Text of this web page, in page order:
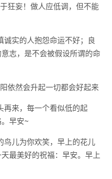
狂妄！做人应低调，但不能
诚实的人抱怨命运不好；良
志，是不会被假设所谓的命
再来，每一个看似低的起
早安~
鸟儿为你欢笑，早上的花儿
最美好的祝福：早安。早上